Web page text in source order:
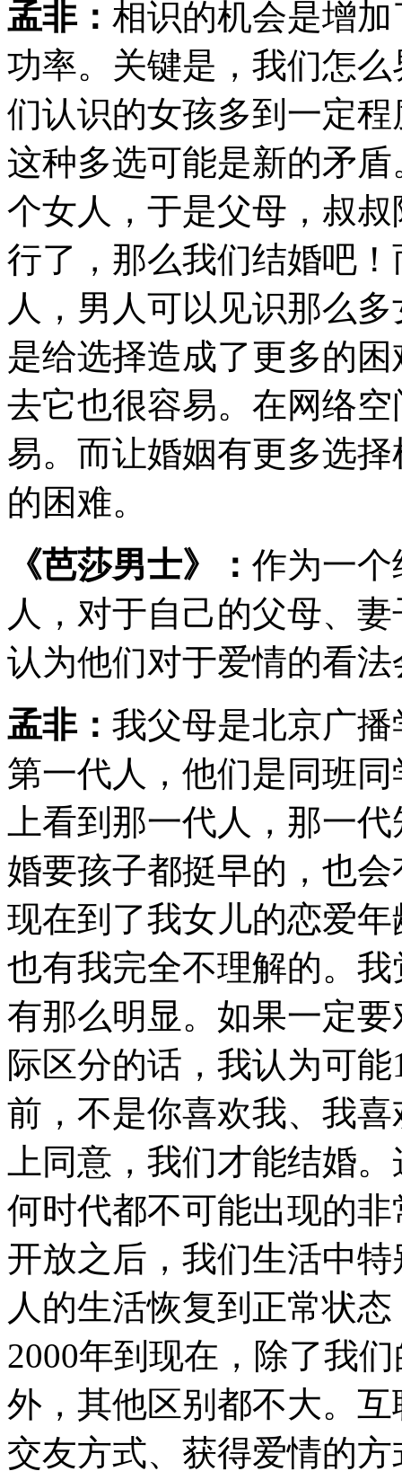
孟非： 相识的机会是增
功率。关键是，我们怎
们认识的女孩多到一定
这种多选可能是新的矛
个女人，于是父母，叔
行了，那么我们结婚吧
人，男人可以见识那么
是给选择造成了更多的
去它也很容易。在网络
易。而让婚姻有更多选
的困难。
《芭莎男士》： 作为一
人，对于自己的父母、
认为他们对于爱情的看
孟非： 我父母是北京广
第一代人，他们是同班
上看到那一代人，那一
婚要孩子都挺早的，也
现在到了我女儿的恋爱
也有我完全不理解的。
有那么明显。如果一定
际区分的话，我认为可
前，不是你喜欢我、我
上同意，我们才能结婚
何时代都不可能出现的
开放之后，我们生活中
人的生活恢复到正常状
2000年到现在，除了我
外，其他区别都不大。
交友方式、获得爱情的